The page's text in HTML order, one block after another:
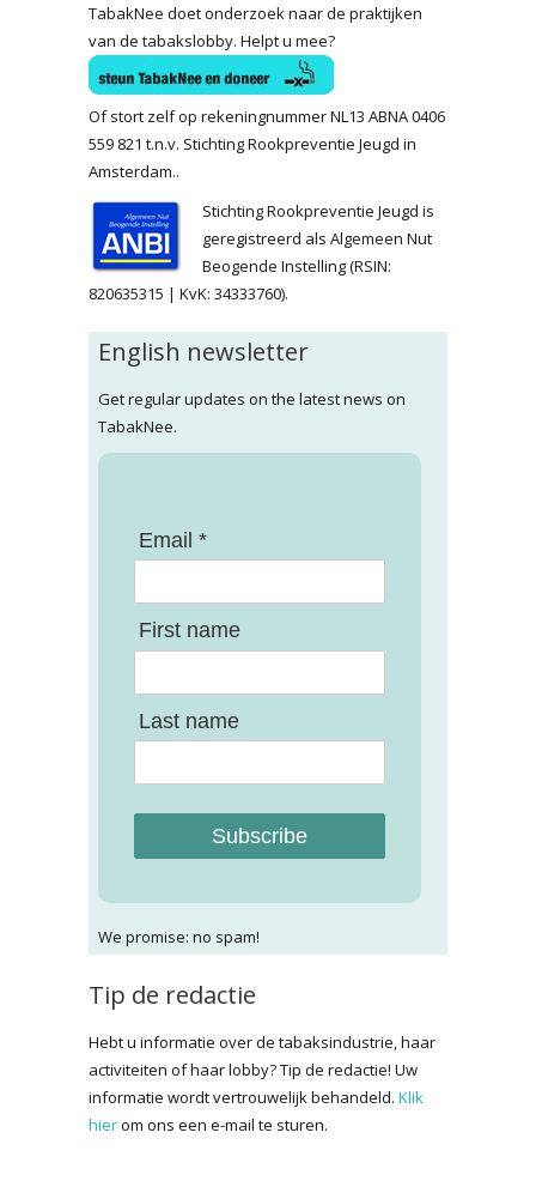
TabakNee doet onderzoek naar de praktijken
van de tabakslobby. Helpt u mee?
Of stort zelf op rekeningnummer NL13 ABNA 0406
559 821 t.n.v. Stichting Rookpreventie Jeugd in
Amsterdam..
Stichting Rookpreventie Jeugd is
geregistreerd als Algemeen Nut
Beogende Instelling (RSIN:
820635315 | KvK: 34333760).
English newsletter
Get regular updates on the latest news on
TabakNee.
Email *
First name
Last name
Subscribe
We promise: no spam!
Tip de redactie
Hebt u informatie over de tabaksindustrie, haar
activiteiten of haar lobby? Tip de redactie! Uw
informatie wordt vertrouwelijk behandeld. Klik
hierom ons een e-mail te sturen.